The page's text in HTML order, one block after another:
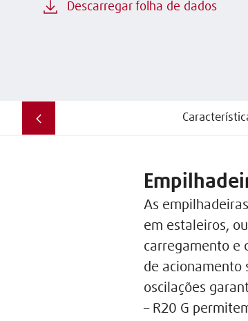
Descarregar folha de dados
As
em estaleiros,
carregamento e
de acionamento
oscilações
– R20 G